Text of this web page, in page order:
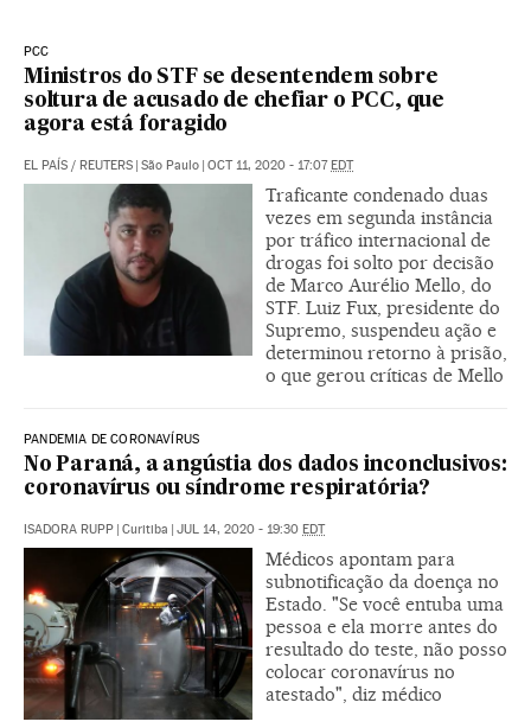
PCC
Ministros do STF se desentendem sobre
soltura de acusado de chefiar o PCC, que
agora está foragido
EL PAÍS / REUTERS | São Paulo | OCT 11, 2020 - 17:07EDT
Traficante condenado duas
vezes em segunda instância
por tráfico internacional de
drogas foi solto por decisão
de Marco Aurélio Mello, do
STF. Luiz Fux, presidente do
Supremo, suspendeu ação e
determinou retorno à prisão,
o que gerou críticas de Mello
PANDEMIA DE CORONAVÍRUS
No Paraná, a angústia dos dados inconclusivos:
coronavírus ou síndrome respiratória?
ISADORA RUPP | Curitiba | JUL 14, 2020 - 19:30 EDT
Médicos apontam para
subnotificação da doença no
Estado. "Se você entuba uma
pessoa e ela morre antes do
resultado do teste, não posso
colocar coronavírus no
atestado", diz médico